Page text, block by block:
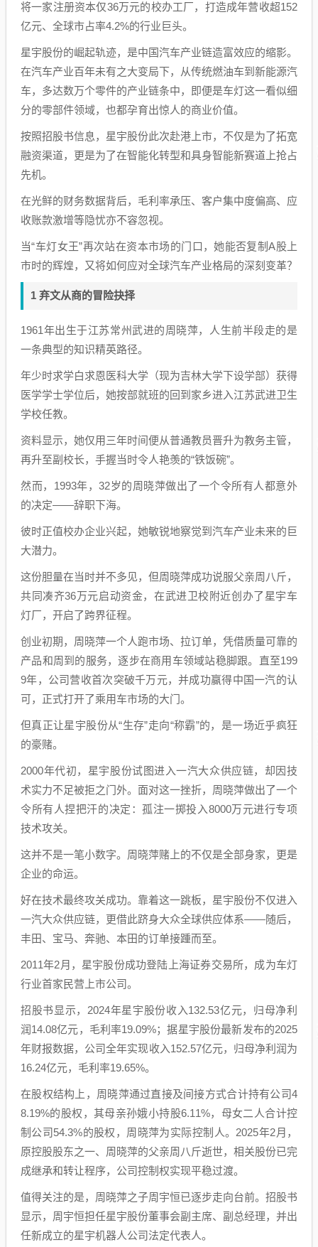
将一家注册资本仅36万元的校办工厂，打造成年营收超152
亿元、全球市占率4.2%的行业巨头。
星宇股份的崛起轨迹，是中国汽车产业链造富效应的缩影。
在汽车产业百年未有之大变局下，从传统燃油车到新能源汽
车，多达数万个零件的产业链条中，即便是车灯这一看似细
分的零部件领域，也都孕育出惊人的商业价值。
按照招股书信息，星宇股份此次赴港上市，不仅是为了拓宽
融资渠道，更是为了在智能化转型和具身智能新赛道上抢占
先机。
在光鲜的财务数据背后，毛利率承压、客户集中度偏高、应
收账款激增等隐忧亦不容忽视。
当“车灯女王”再次站在资本市场的门口，她能否复制A股上
市时的辉煌，又将如何应对全球汽车产业格局的深刻变革？
1 弃文从商的冒险抉择
1961年出生于江苏常州武进的周晓萍，人生前半段走的是
一条典型的知识精英路径。
年少时求学白求恩医科大学（现为吉林大学下设学部）获得
医学学士学位后，她按部就班的回到家乡进入江苏武进卫生
学校任教。
资料显示，她仅用三年时间便从普通教员晋升为教务主管，
再升至副校长，手握当时令人艳羡的“铁饭碗”。
然而，1993年，32岁的周晓萍做出了一个令所有人都意外
的决定——辞职下海。
彼时正值校办企业兴起，她敏锐地察觉到汽车产业未来的巨
大潜力。
这份胆量在当时并不多见，但周晓萍成功说服父亲周八斤，
共同凑齐36万元启动资金，在武进卫校附近创办了星宇车
灯厂，开启了跨界征程。
创业初期，周晓萍一个人跑市场、拉订单，凭借质量可靠的
产品和周到的服务，逐步在商用车领域站稳脚跟。直至199
9年，公司营收首次突破千万元，并成功赢得中国一汽的认
可，正式打开了乘用车市场的大门。
但真正让星宇股份从“生存”走向“称霸”的，是一场近乎疯狂
的豪赌。
2000年代初，星宇股份试图进入一汽大众供应链，却因技
术实力不足被拒之门外。面对这一挫折，周晓萍做出了一个
令所有人捏把汗的决定：孤注一掷投入8000万元进行专项
技术攻关。
这并不是一笔小数字。周晓萍赌上的不仅是全部身家，更是
企业的命运。
好在技术最终攻关成功。靠着这一跳板，星宇股份不仅进入
一汽大众供应链，更借此跻身大众全球供应体系——随后，
丰田、宝马、奔驰、本田的订单接踵而至。
2011年2月，星宇股份成功登陆上海证券交易所，成为车灯
行业首家民营上市公司。
招股书显示，2024年星宇股份收入132.53亿元，归母净利
润14.08亿元，毛利率19.09%；据星宇股份最新发布的2025
年财报数据，公司全年实现收入152.57亿元，归母净利润为
16.24亿元，毛利率19.65%。
在股权结构上，周晓萍通过直接及间接方式合计持有公司4
8.19%的股权，其母亲孙娥小持股6.11%，母女二人合计控
制公司54.3%的股权，周晓萍为实际控制人。2025年2月，
原控股股东之一、周晓萍的父亲周八斤逝世，相关股份已完
成继承和转让程序，公司控制权实现平稳过渡。
值得关注的是，周晓萍之子周宇恒已逐步走向台前。招股书
显示，周宇恒担任星宇股份董事会副主席、副总经理，并出
任新成立的星宇机器人公司法定代表人。